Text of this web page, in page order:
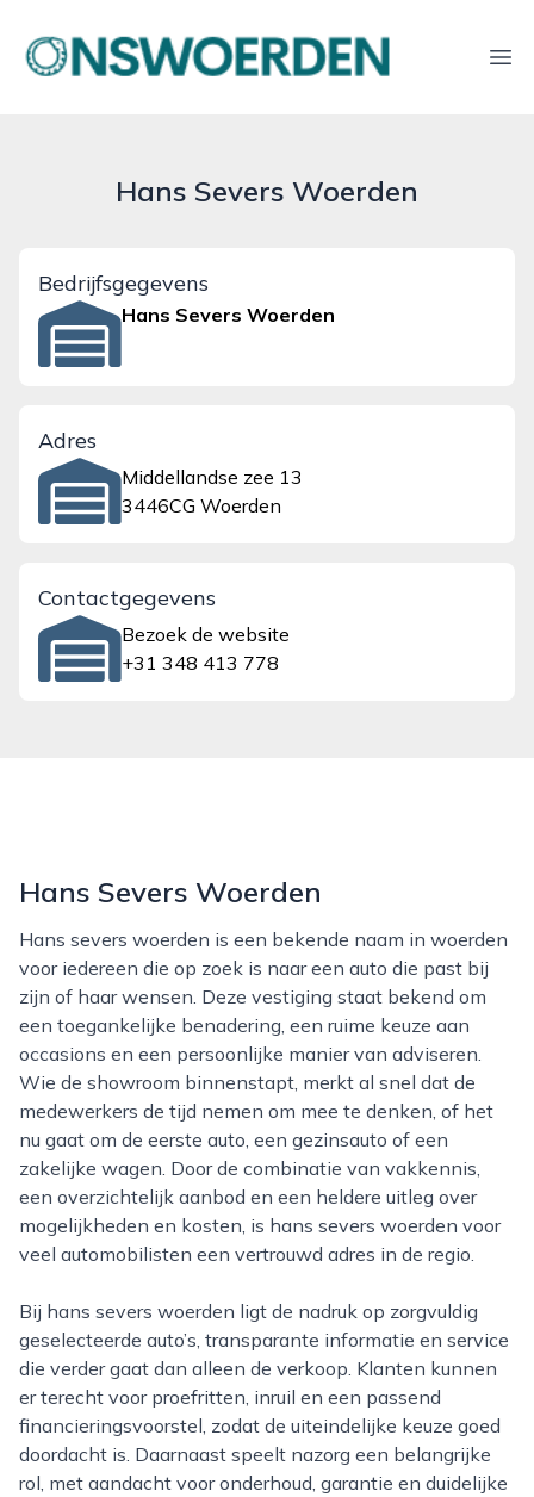
onswoerden.nl
Hans Severs Woerden
Bedrijfsgegevens
Hans Severs Woerden
Adres
Middellandse zee 13
3446CG Woerden
Contactgegevens
Bezoek de website
+31 348 413 778
Hans Severs Woerden
Hans severs woerden is een bekende naam in woerden
voor iedereen die op zoek is naar een auto die past bij
zijn of haar wensen. Deze vestiging staat bekend om
een toegankelijke benadering, een ruime keuze aan
occasions en een persoonlijke manier van adviseren.
Wie de showroom binnenstapt, merkt al snel dat de
medewerkers de tijd nemen om mee te denken, of het
nu gaat om de eerste auto, een gezinsauto of een
zakelijke wagen. Door de combinatie van vakkennis,
een overzichtelijk aanbod en een heldere uitleg over
mogelijkheden en kosten, is hans severs woerden voor
veel automobilisten een vertrouwd adres in de regio.
Bij hans severs woerden ligt de nadruk op zorgvuldig
geselecteerde auto’s, transparante informatie en service
die verder gaat dan alleen de verkoop. Klanten kunnen
er terecht voor proefritten, inruil en een passend
financieringsvoorstel, zodat de uiteindelijke keuze goed
doordacht is. Daarnaast speelt nazorg een belangrijke
rol, met aandacht voor onderhoud, garantie en duidelijke